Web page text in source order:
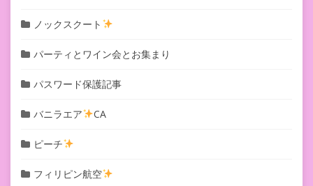
ノックスクート
パーティとワイン会とお集まり
パスワード保護記事
バニラエア CA
ピーチ
フィリピン航空